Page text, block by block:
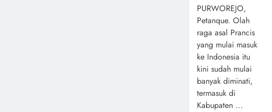
PURWOREJO,
Petanque. Olah
raga asal Prancis
yang mulai masuk
ke Indonesia itu
kini sudah mulai
banyak diminati,
termasuk di
Kabupaten ...